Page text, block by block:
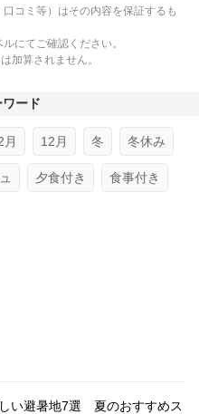
コミ等）はその内容を保証するも
にてご確認ください。
加算されません。
ワード
月 12月 冬 冬休み
夕食付き 食事付き
しい避暑地7選 夏のおすすめス